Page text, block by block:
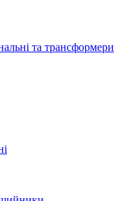
та трансформери